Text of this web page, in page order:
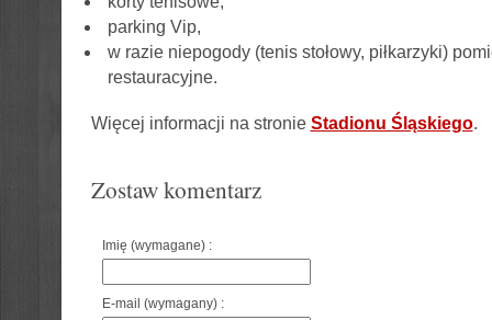
parking Vip,
w razie niepogody (tenis stołowy, piłkarzyki)
restauracyjne.
Więcej informacji na stronie Stadionu Śląskiego.
Zostaw komentarz
Imię (wymagane) :
E-mail (wymagany) :